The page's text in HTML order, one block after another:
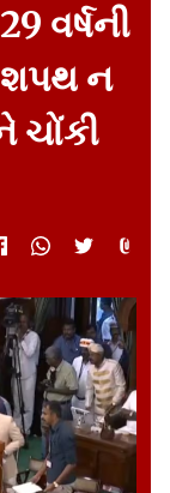
વર્ષની
શપથ ન
ચોંકી